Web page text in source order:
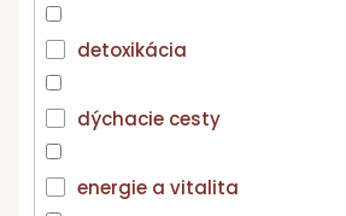
detoxikácia
dýchacie cesty
energie a vitalita